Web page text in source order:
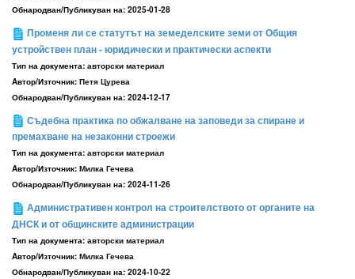
Обнародван/Публикуван на: 2025-01-28
Променя ли се статутът на земеделските земи от Общия
устройствен план - юридически и практически аспекти
Тип на документа: авторски материал
Aвтор/Източник: Петя Цурева
Обнародван/Публикуван на: 2024-12-17
Съдебна практика по обжалване на заповеди за спиране и
премахване на незаконни строежи
Тип на документа: авторски материал
Aвтор/Източник: Милка Гечева
Обнародван/Публикуван на: 2024-11-26
Административен контрол на строителството от органите на
ДНСК и от общинските администрации
Тип на документа: авторски материал
Aвтор/Източник: Милка Гечева
Обнародван/Публикуван на: 2024-10-22